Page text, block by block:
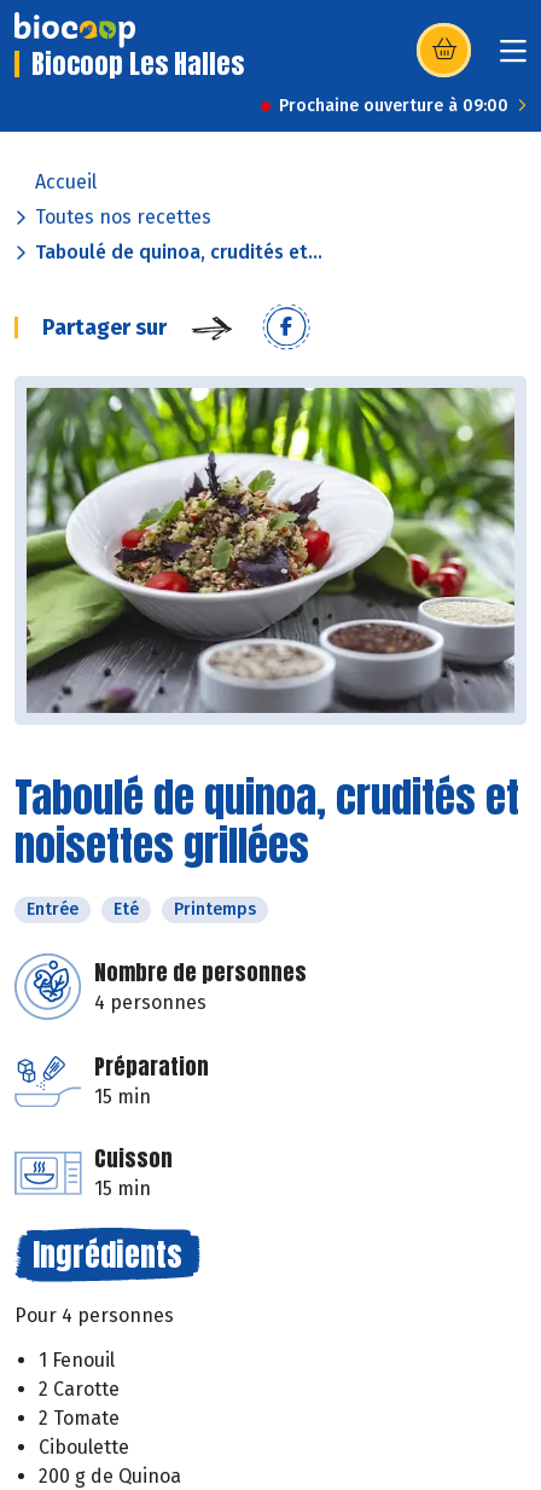
Biocoop Les Halles (s’ouvre dans
Prochaine ouverture à 09:00
Accueil
Toutes nos recettes
Taboulé de quinoa, crudités et...
Partager sur
Taboulé de quinoa, crudités et
noisettes grillées
Entrée Eté Printemps
Nombre de personnes
4 personnes
Préparation
15 min
Cuisson
15 min
Ingrédients
Pour 4 personnes
1 Fenouil
2 Carotte
2 Tomate
Ciboulette
200 g de Quinoa